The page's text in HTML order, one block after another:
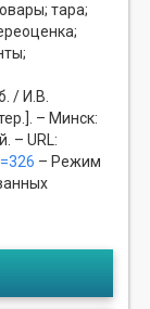
тара;
/ И.В.
– Минск:
– URL:
– Режим